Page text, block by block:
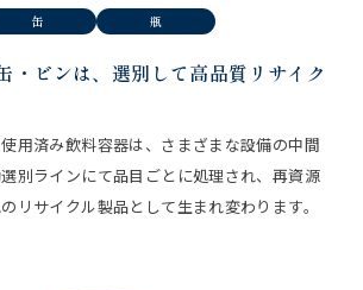
缶 瓶
ビンは、 選別して高品質リサイク
用済み飲料容器は、さまざまな設備の中間
別ラインにて品目ごとに処理され、再資源
リサイクル製品として生まれ変わります。